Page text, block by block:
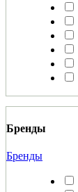
Бренды
Бренды